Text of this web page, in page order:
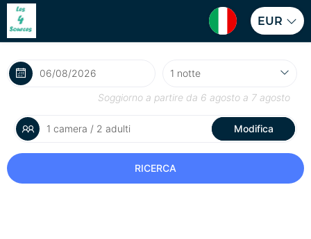
EUR
Soggiorno a partire da 6 agosto a 7 agosto
1 camera / 2 adulti Modifica